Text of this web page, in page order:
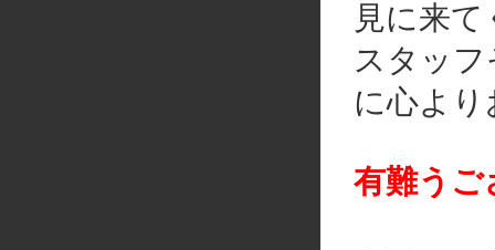
見に来
スタッ
に心よ
有難うご